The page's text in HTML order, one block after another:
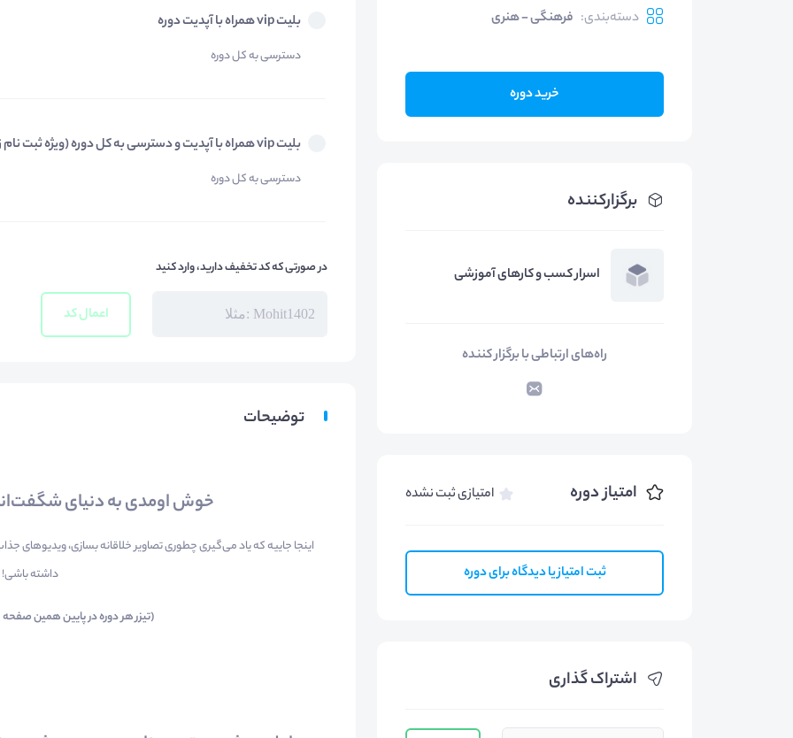
دسته‌بندی: فرهنگی - هنری
خرید دوره
برگزارکننده
اسرار کسب و کارهای آموزشی
راه‌های ارتباطی با برگزار کننده
امتیاز دوره امتیازی ثبت نشده
ثبت امتیاز یا دیدگاه برای دوره
اشتراک گذاری
بلیت vip همراه با آپدیت دوره
دسترسی به کل دوره
بلیت vip همراه با آپدیت و دسترسی به کل دوره (ویژه ثبت نام زودهنگام)
دسترسی به کل دوره
در صورتی که کد تخفیف دارید، وارد کنید
اعمال کد
توضیحات
خوش اومدی به دنیای
اینجا جاییه که یاد می‌گیری چطوری تصاویر خلاقانه بسازی، ویدیوهای
داشته باشی!
(تیزر هر دوره در پایین همین